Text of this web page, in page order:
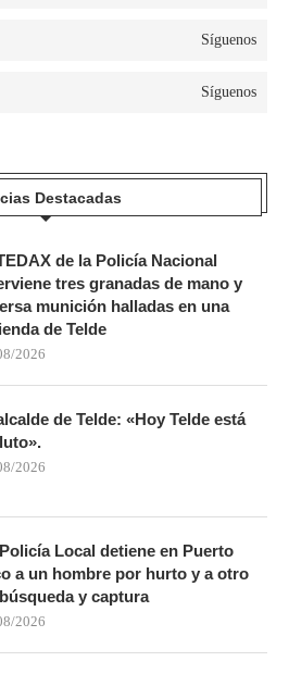
Síguenos
Síguenos
Destacadas
de la Policía Nacional
tres granadas de mano y
munición halladas en una
de Telde
2026
de Telde: «Hoy Telde está
2026
Local detiene en Puerto
a un hombre por hurto y a otro
y captura
2026